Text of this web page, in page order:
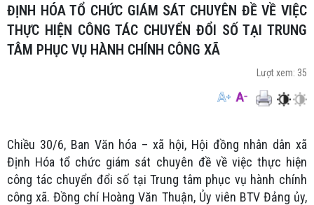
ĐỊNH HÓA TỔ CHỨC GIÁM SÁT CHUYÊN ĐỀ VỀ VIỆC
THỰC HIỆN CÔNG TÁC CHUYỂN ĐỔI SỐ TẠI TRUNG
TÂM PHỤC VỤ HÀNH CHÍNH CÔNG XÃ
Lượt xem: 35
Chiều 30/6, Ban Văn hóa – xã hội, Hội đồng nhân dân xã
Định Hóa tổ chức giám sát chuyên đề về việc thực hiện
công tác chuyển đổi số tại Trung tâm phục vụ hành chính
công xã. Đồng chí Hoàng Văn Thuận, Ủy viên BTV Đảng ủy,